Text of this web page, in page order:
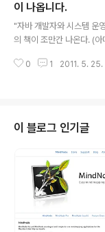
이 나옵니다.
"자바 개발자와 시스템 운
의 책이 조만간 나온다. (
범위에 포기하고, 올해 1월
스에서 리소스를 모니터링
킹왕짱 자바 개발자 및 자
0 1 2011. 5. 25.
이 블로그 인기글